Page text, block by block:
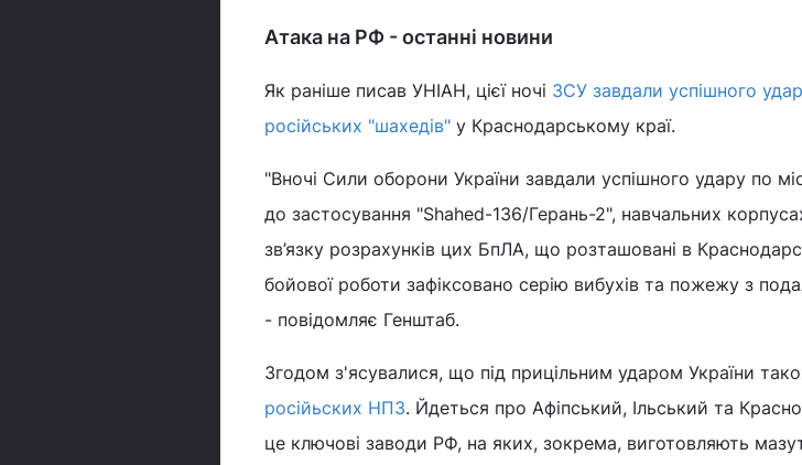
Атака на РФ - останні новини
Як раніше писав УНІАН, цієї ночі ЗСУ завдали успішного
російських "шахедів" у Краснодарському краї.
"Вночі Сили оборони України завдали успішного удару по
до застосування "Shahed-136/Герань-2", навчальних
зв’язку розрахунків цих БпЛА, що розташовані в
бойової роботи зафіксовано серію вибухів та пожежу з
- повідомляє Генштаб.
Згодом з'ясувалися, що під прицільним ударом України
російьских НПЗ. Йдеться про Афіпський, Ільський та
це ключові заводи РФ, на яких, зокрема, виготовляють